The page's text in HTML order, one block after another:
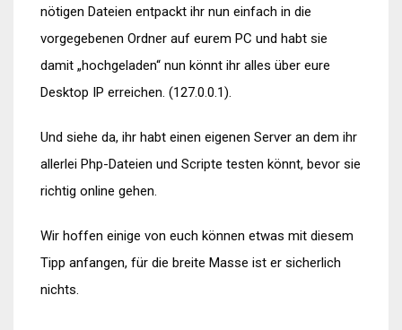
nötigen Dateien entpackt ihr nun einfach in die
vorgegebenen Ordner auf eurem PC und habt sie
damit „hochgeladen“ nun könnt ihr alles über eure
Desktop IP erreichen. (127.0.0.1).
Und siehe da, ihr habt einen eigenen Server an dem ihr
allerlei Php-Dateien und Scripte testen könnt, bevor sie
richtig online gehen.
Wir hoffen einige von euch können etwas mit diesem
Tipp anfangen, für die breite Masse ist er sicherlich
nichts.